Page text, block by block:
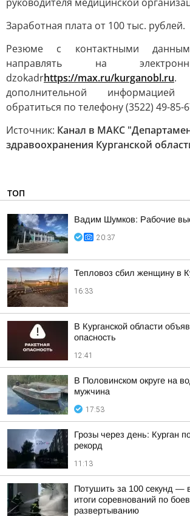
Заработная плата от 100 тыс. рублей.
Резюме с контактными
направлять на
dzokadrhttps://max.ru/kurganobl.ru
дополнительной
обратиться по телефону (3522) 49-85-
Источник: Канал в МАКС
здравоохранения Курганской
ТОП
Вадим Шумков: Рабочие
20:37
Тепловоз сбил женщину в
16:33
В Курганской области
опасность
12:41
В Половинском округе на
мужчина
17:53
Грозы через день: Курган
рекорд
11:13
Потушить за 100 секунд —
итоги соревнований по
развертыванию